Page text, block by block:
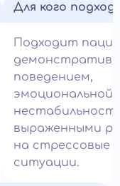
Для кого
Подходит
поведением,
эмоциональной
выраженными
на стрессовые
ситуации.